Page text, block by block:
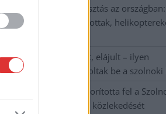
Harmadfokú hőségriasztás az országban:
Szolnokon klímát javítottak,
A zárkában rosszul lett, elájult – ilyen
körülményekről számoltak be a
Váratlan fennakadás borította fel a
Kecskemét vasútvonal közlekedését